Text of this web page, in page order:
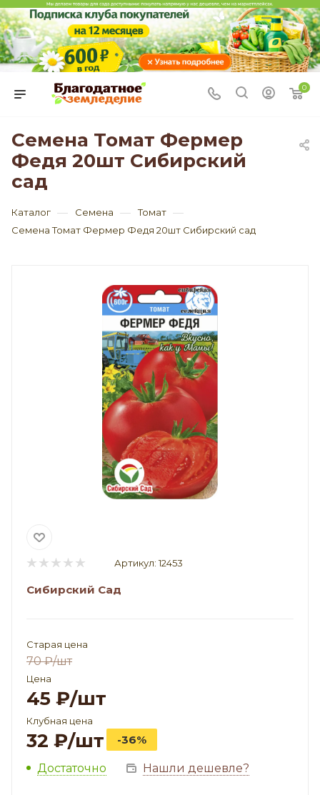
0
Семена Томат Фермер
Федя 20шт Сибирский
сад
Каталог — Семена — Томат —
Семена Томат Фермер Федя 20шт Сибирский сад
Артикул: 12453
Сибирский Сад
Старая цена
70₽/шт
Цена
45 ₽/шт
Клубная цена
32 ₽/шт -36%
Достаточно Нашли дешевле?